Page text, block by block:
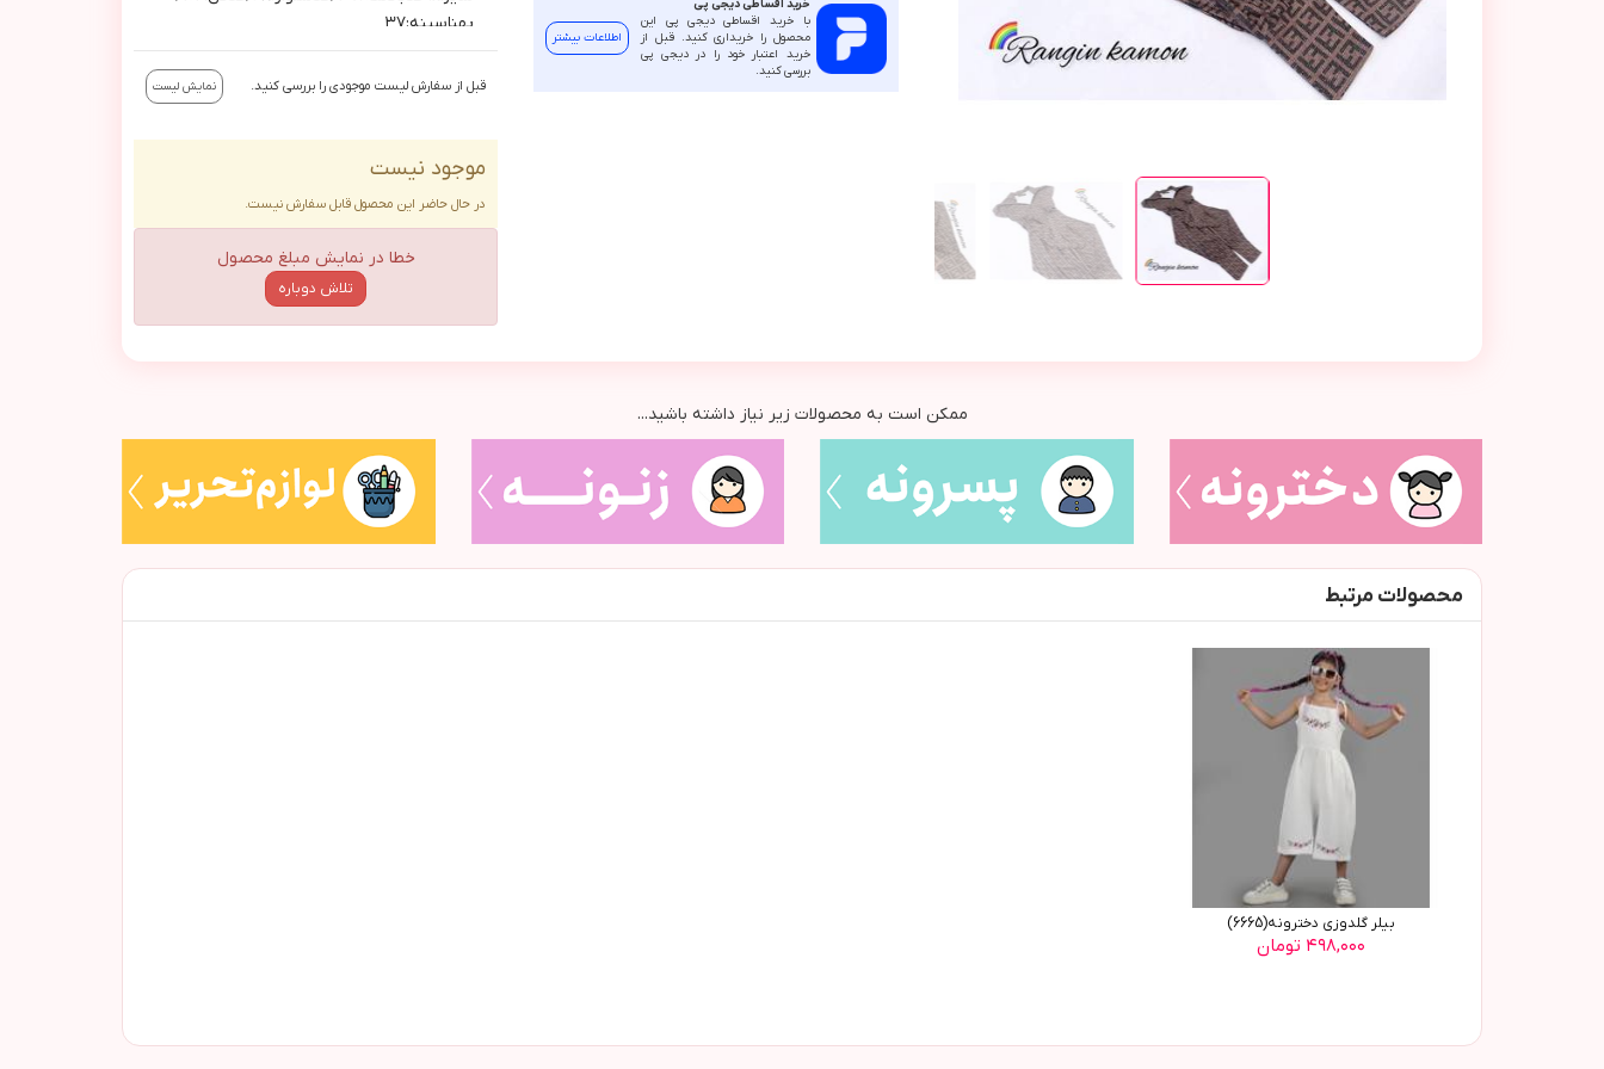
خرید اقساطی دیجی پی
با خرید اقساطی دیجی پی این
محصول را خریداری کنید. قبل از
خرید اعتبار خود را در دیجی پی
بررسی کنید.
اطلاعات بیشتر
پهناسينه:٣٧
قبل از سفارش لیست موجودی را بررسی کنید. نمایش لیست
موجود نیست
در حال حاضر این محصول قابل سفارش نیست.
خطا در نمایش مبلغ محصول
تلاش دوباره
ممکن است به محصولات زیر نیاز داشته باشید...
محصولات مرتبط
بیلر گلدوزی دخترونه(6665)
۴۹۸,۰۰۰ تومان